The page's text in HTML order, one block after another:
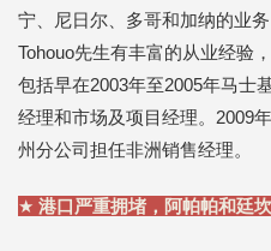
宁、尼日尔、多哥和加纳的业
Tohouo先生有丰富的从业经验
包括早在2003年至2005年马士
经理和市场及项目经理。2009
州分公司担任非洲销售经理。
★ 港口严重拥堵，阿帕帕和廷